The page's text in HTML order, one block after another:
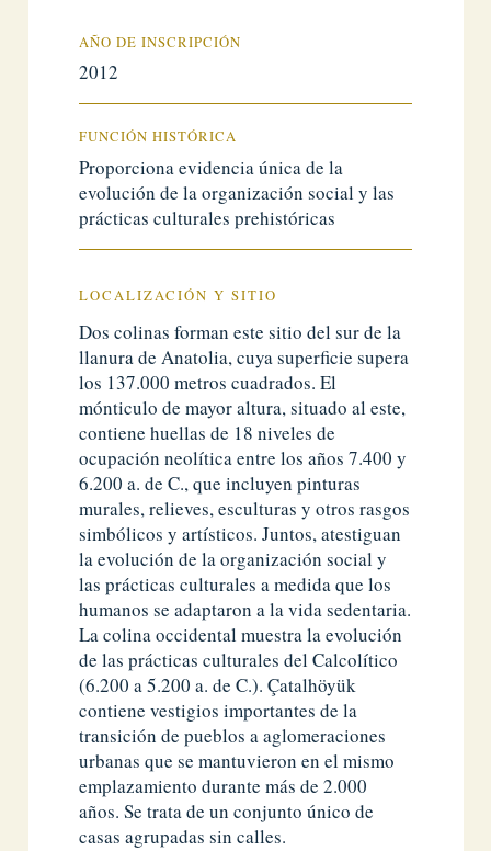
AÑO DE INSCRIPCIÓN
2012
FUNCIÓN HISTÓRICA
Proporciona evidencia única de la
evolución de la organización social y las
prácticas culturales prehistóricas
LOCALIZACIÓN Y SITIO
Dos colinas forman este sitio del sur de la
llanura de Anatolia, cuya superficie supera
los 137.000 metros cuadrados. El
mónticulo de mayor altura, situado al este,
contiene huellas de 18 niveles de
ocupación neolítica entre los años 7.400 y
6.200 a. de C., que incluyen pinturas
murales, relieves, esculturas y otros rasgos
simbólicos y artísticos. Juntos, atestiguan
la evolución de la organización social y
las prácticas culturales a medida que los
humanos se adaptaron a la vida sedentaria.
La colina occidental muestra la evolución
de las prácticas culturales del Calcolítico
(6.200 a 5.200 a. de C.). Çatalhöyük
contiene vestigios importantes de la
transición de pueblos a aglomeraciones
urbanas que se mantuvieron en el mismo
emplazamiento durante más de 2.000
años. Se trata de un conjunto único de
casas agrupadas sin calles.